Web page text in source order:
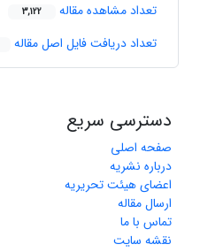
تعداد مشاهده مقاله 3,122
تعداد دریافت فایل اصل مقاله
دسترسی سریع
صفحه اصلی
درباره نشریه
اعضای هیئت تحریریه
ارسال مقاله
تماس با ما
نقشه سایت